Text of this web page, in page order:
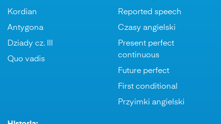
Kordian
Antygona
Dziady cz. III
Quo vadis
Reported speech
Czasy angielski
Present perfect
continuous
Future perfect
First conditional
Przyimki angielski